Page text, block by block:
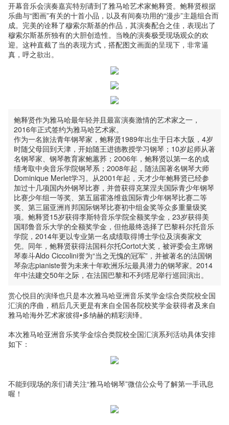
开幕音乐会演奏嘉宾特别请到了雅马哈艺术家鲍释贤。鲍释贤根据
乐曲与“图画”有关的十首小品，以及有间奏功用的“漫步”主题组合而
成。完美的诠释了穆索尔斯基的作品，其演奏配合之佳，表现出了
穆索尔斯基所独有的大胆创造性。当晚的演奏极受现场观众的欢
迎。这种直截了当的表现方式，搭配图文画面的呈现下，非常逼
真，呼之欲出。
鲍释贤作为雅马哈最年轻并且最富演奏激情的艺术家之一，
2016年正式签约为雅马哈艺术家。
作为一名旅法青年钢琴家，鲍释贤1989年出生于日本大阪，4岁
时随父母回到天津，开始随王进德教授学习钢琴；10岁起师从著
名钢琴家、钢琴教育家鲍蕙荞；2006年，鲍释贤以第一名的成
绩考取中央音乐学院钢琴系；2008年起，随法国著名钢琴大师
Dominique Merlet学习。从2001年起，天才少年鲍释贤已经参
加过十几项国内外钢琴比赛，并曾获得克莱涅夫国际青少年钢琴
比赛少年组一等奖、第五届霍洛维兹国际青少年钢琴比赛二等
奖、第三届亚洲肖邦国际钢琴比赛初中组金奖等众多重量级奖
项。鲍释贤15岁获得李斯特音乐学院全额奖学金，23岁获得美
国耶鲁音乐大学的全额奖学金，但他最终选择了巴黎科尔托音乐
学院，2014年更以专业第一名成绩取得博士学位及演奏家文
凭。同年，鲍释贤获得法国科尔托Cortot大奖，被评委会主席钢
琴泰斗Aldo Ciccolini誉为“当之无愧的冠军”，并被著名的法国钢
琴杂志pianiste誉为未来十年欧洲乐坛最具潜力的钢琴家。2014
年中法建交50年之际，在法国巴黎和不列塔尼举行巡回演出。
赏心悦目的演绎也只是本次雅马哈亚洲音乐奖学金综合类院校全国
汇演的序曲，稍后几天更是有来自全国各院校奖学金获得者及来自
雅马哈海外艺术家彼得•多纳赫的精彩演绎。
本次雅马哈亚洲音乐奖学金综合类院校全国汇演系列活动具体安排
如下：
不能到现场的亲们请关注“雅马哈钢琴”微信公众号了解第一手讯息
喔！